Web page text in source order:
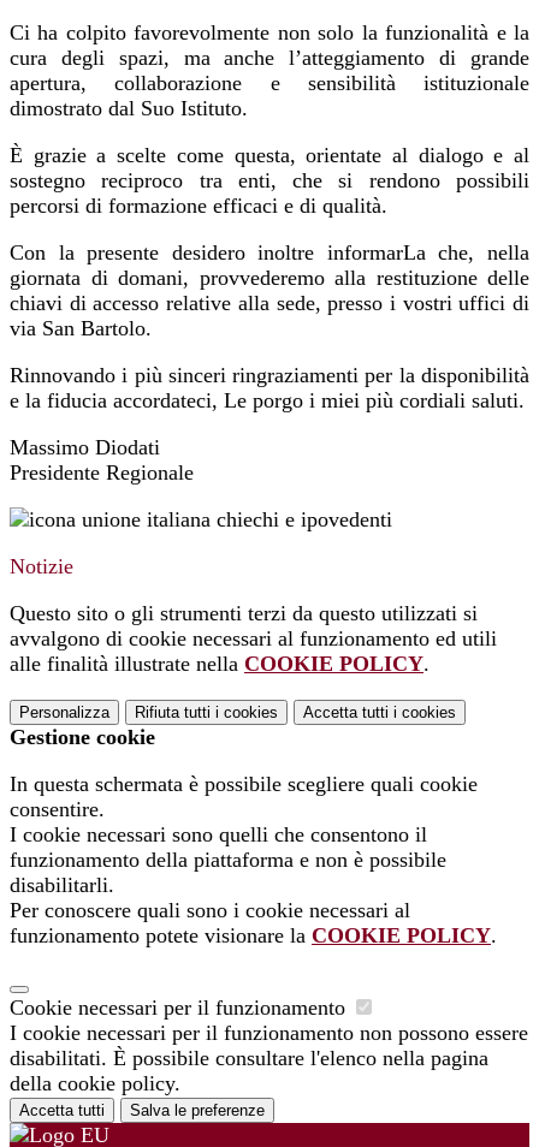
Ci ha colpito favorevolmente non solo la funzionalità e la
cura degli spazi, ma anche l’atteggiamento di grande
apertura, collaborazione e sensibilità istituzionale
dimostrato dal Suo Istituto.
È grazie a scelte come questa, orientate al dialogo e al
sostegno reciproco tra enti, che si rendono possibili
percorsi di formazione efficaci e di qualità.
Con la presente desidero inoltre informarLa che, nella
giornata di domani, provvederemo alla restituzione delle
chiavi di accesso relative alla sede, presso i vostri uffici di
via San Bartolo.
Rinnovando i più sinceri ringraziamenti per la disponibilità
e la fiducia accordateci, Le porgo i miei più cordiali saluti.
Massimo Diodati
Presidente Regionale
Notizie
Questo sito o gli strumenti terzi da questo utilizzati si
avvalgono di cookie necessari al funzionamento ed utili
alle finalità illustrate nella COOKIE POLICY.
Personalizza Rifiuta tutti i cookies Accetta tutti i cookies
Gestione cookie
In questa schermata è possibile scegliere quali cookie
consentire.
I cookie necessari sono quelli che consentono il
funzionamento della piattaforma e non è possibile
disabilitarli.
Per conoscere quali sono i cookie necessari al
funzionamento potete visionare la COOKIE POLICY.
Cookie necessari per il funzionamento
I cookie necessari per il funzionamento non possono essere
disabilitati. È possibile consultare l'elenco nella pagina
della cookie policy.
Accetta tutti Salva le preferenze